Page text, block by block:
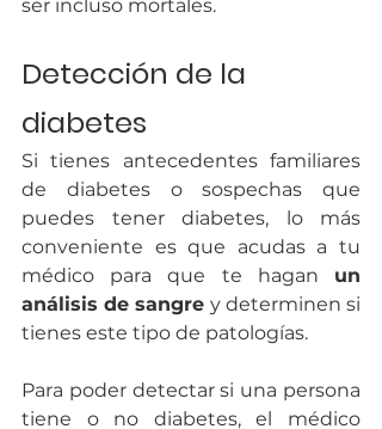
ser incluso mortales.
Detección de la
diabetes
Si tienes antecedentes familiares
de diabetes o sospechas que
puedes tener diabetes, lo más
conveniente es que acudas a tu
médico para que te hagan un
análisis de sangre y determinen si
tienes este tipo de patologías.
Para poder detectar si una persona
tiene o no diabetes, el médico